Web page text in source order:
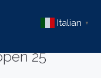
25
Italian ▼